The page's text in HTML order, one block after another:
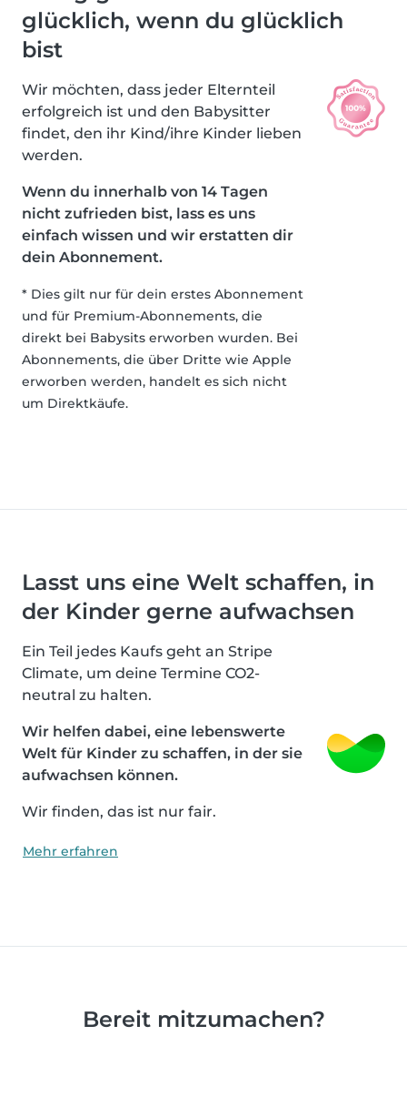
glücklich, wenn du glücklich
bist
Wir möchten, dass jeder Elternteil
erfolgreich ist und den Babysitter
findet, den ihr Kind/ihre Kinder lieben
werden.
Wenn du innerhalb von 14 Tagen
nicht zufrieden bist, lass es uns
einfach wissen und wir erstatten dir
dein Abonnement.
* Dies gilt nur für dein erstes Abonnement
und für Premium-Abonnements, die
direkt bei Babysits erworben wurden. Bei
Abonnements, die über Dritte wie Apple
erworben werden, handelt es sich nicht
um Direktkäufe.
Lasst uns eine Welt schaffen, in
der Kinder gerne aufwachsen
Ein Teil jedes Kaufs geht an Stripe
Climate, um deine Termine CO2-
neutral zu halten.
Wir helfen dabei, eine lebenswerte
Welt für Kinder zu schaffen, in der sie
aufwachsen können.
Wir finden, das ist nur fair.
Mehr erfahren
Bereit mitzumachen?